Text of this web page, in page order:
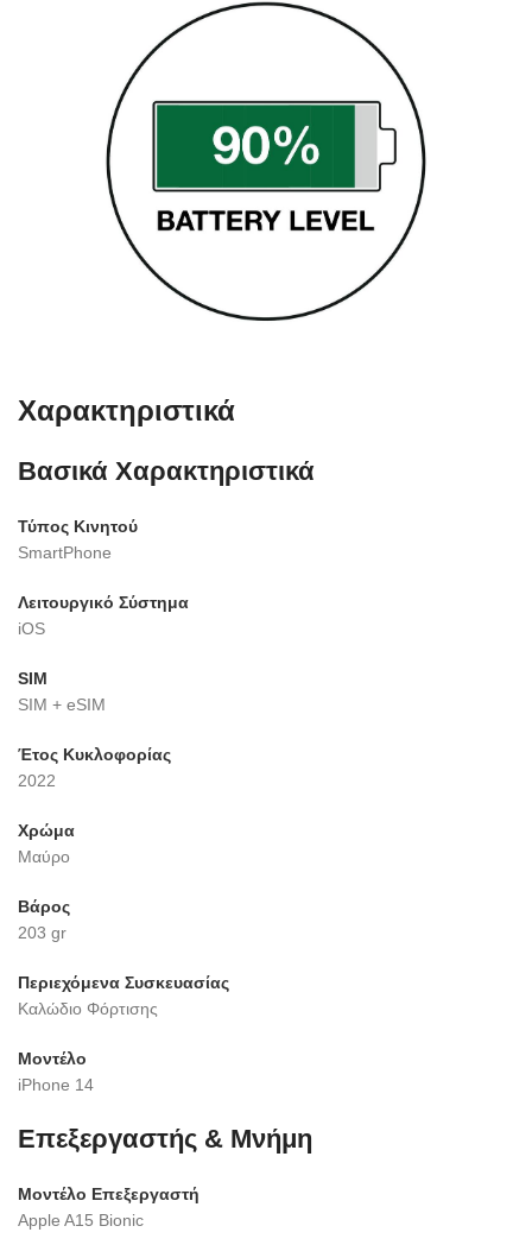
Χαρακτηριστικά
Βασικά Χαρακτηριστικά
Τύπος Κινητού
SmartPhone
Λειτουργικό Σύστημα
iOS
SIM
SIM + eSIM
Έτος Κυκλοφορίας
2022
Χρώμα
Μαύρο
Βάρος
203 gr
Περιεχόμενα Συσκευασίας
Καλώδιο Φόρτισης
Μοντέλο
iPhone 14
Επεξεργαστής & Μνήμη
Μοντέλο Επεξεργαστή
Apple A15 Bionic